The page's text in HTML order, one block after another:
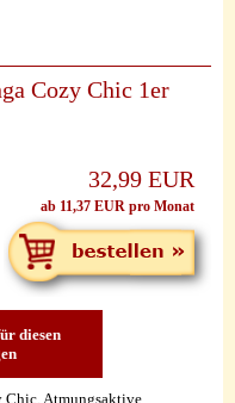
Cozy Chic 1er
32,99 EUR
ab 11,37 EUR pro Monat
Chic, Atmungsaktive
diesen